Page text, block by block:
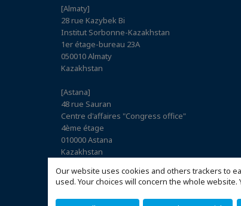
Our website uses cookies and others trackers to
used. Your choices will concern the whole
[Almaty]
28 rue Kazybek Bi
Institut Sorbonne-Kazakhstan
1er étage-bureau 23A
050010 Almaty
Kazakhstan
[Astana]
48 rue Sauran
Centre d'affaires "Congress office"
4ème étage
010000 Astana
Kazakhstan
Delegation: Délégation : Astana